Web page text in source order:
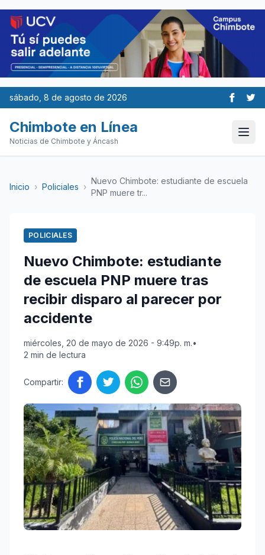
sábado, 8 de agosto de 2026
Chimbote en Línea
Noticias de Chimbote y Áncash
Inicio › Policiales ›
Nuevo Chimbote: estudiante de escuela
PNP muere tr...
POLICIALES
Nuevo Chimbote: estudiante
de escuela PNP muere tras
recibir disparo al parecer por
accidente
miércoles, 20 de mayo de 2026 - 9:49p. m.•
2 min de lectura
Compartir: